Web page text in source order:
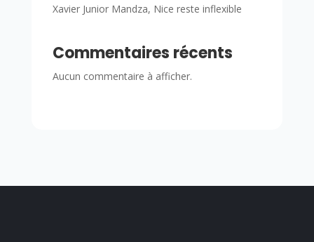
Xavier Junior Mandza, Nice reste inflexible
Commentaires récents
Aucun commentaire à afficher.